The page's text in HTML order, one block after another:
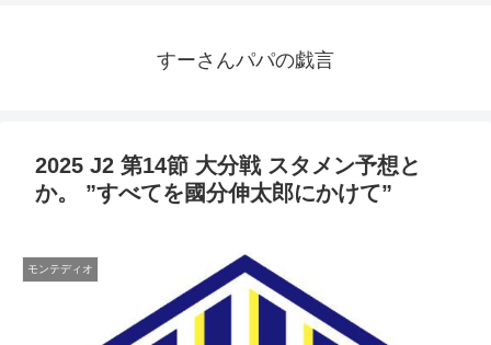
すーさんパパの戯言
2025 J2 第14節 大分戦 スタメン予想と
か。 ”すべてを國分伸太郎にかけて”
モンテディオ